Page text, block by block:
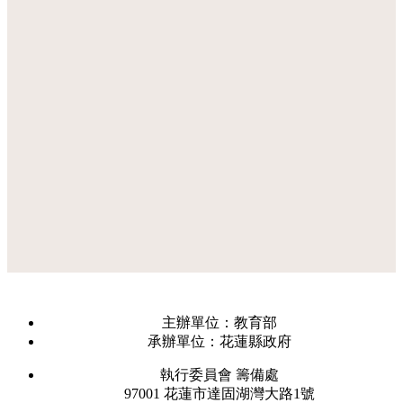
主辦單位：教育部
承辦單位：花蓮縣政府
執行委員會 籌備處
97001 花蓮市達固湖灣大路1號